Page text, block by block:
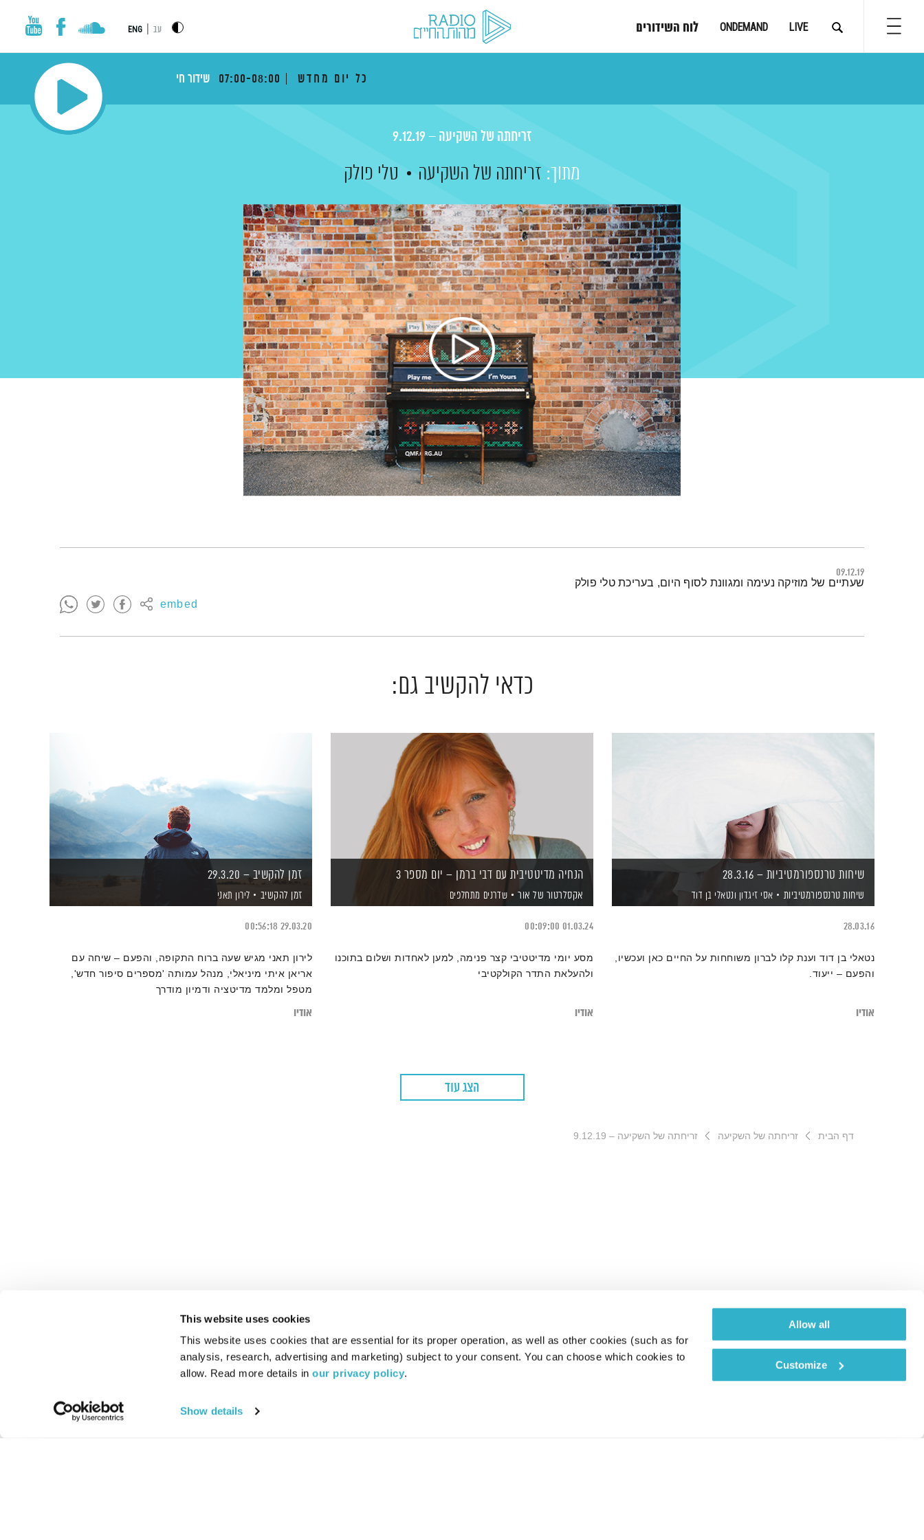
This website uses cookies
This website uses cookies that are essential for its proper operation, as well as other cookies (such as for
analysis, research, advertising and marketing) subject to your consent. You can choose which cookies to
allow. Read more details in our privacy policy.
Show details
Allow all
Customize
LIVE
ONDEMAND לוח השידורים עב ENG
כל יום מחדש 07:00-08:00 שידור חי
זריחתה של השקיעה – 9.12.19
מתוך: זריחתה של השקיעה טלי פולק
09.12.19
embed
תמצית הפודקאסט
שעתיים של מוזיקה נעימה ומגוונת לסוף היום, בעריכת טלי פולק
כדאי להקשיב גם:
שיחות טרנספורמטיביות – 28.3.16
שיחות טרנספורמטיביות אסי זיגדון ונטאלי בן דוד
28.03.16
נטאלי בן דוד וענת קלו לברון משוחחות על החיים כאן ועכשיו,
והפעם – ייעוד.
אודיו
הנחיה מדיטטיבית עם דבי ברמן – יום מספר 3
אקסלרטור של אור שדרנים מתחלפים
01.03.24
00:09:00
מסע יומי מדיטטיבי קצר פנימה, למען לאחדות ושלום בתוכנו
ולהעלאת התדר הקולקטיבי
אודיו
זמן להקשיב – 29.3.20
זמן להקשיב לירון תאני
29.03.20
00:56:18
לירון תאני מגיש שעה ברוח התקופה, והפעם – שיחה עם
אריאן איתי מיניאלי, מנהל עמותה 'מספרים סיפור חדש',
מטפל ומלמד מדיטציה ודמיון מודרך
אודיו
הצג עוד
דף הבית זריחתה של השקיעה זריחתה של השקיעה – 9.12.19